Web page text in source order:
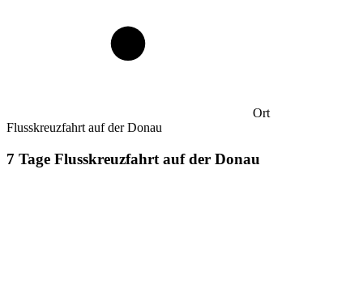
Ort
Flusskreuzfahrt auf der Donau
7 Tage Flusskreuzfahrt auf der Donau